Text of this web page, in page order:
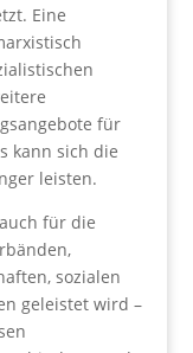
Eine
für
kann sich die
leisten.
für die
sozialen
geleistet wird –